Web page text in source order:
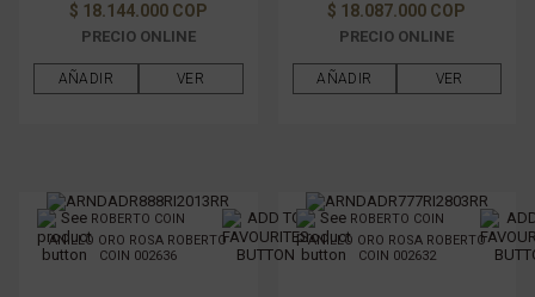
$ 18.144.000 COP
PRECIO ONLINE
AÑADIR VER
$ 18.087.000 COP
PRECIO ONLINE
AÑADIR VER
ROBERTO COIN
ANILLO ORO ROSA ROBERTO
COIN 002636
ROBERTO COIN
ANILLO ORO ROSA ROBERTO
COIN 002632